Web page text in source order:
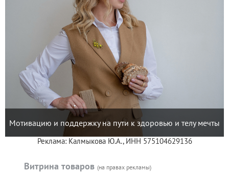
Мотивацию и поддержку на пути к здоровью и телу мечты
Реклама: Калмыкова Ю.А., ИНН 575104629136
Витрина товаров (на правах рекламы)